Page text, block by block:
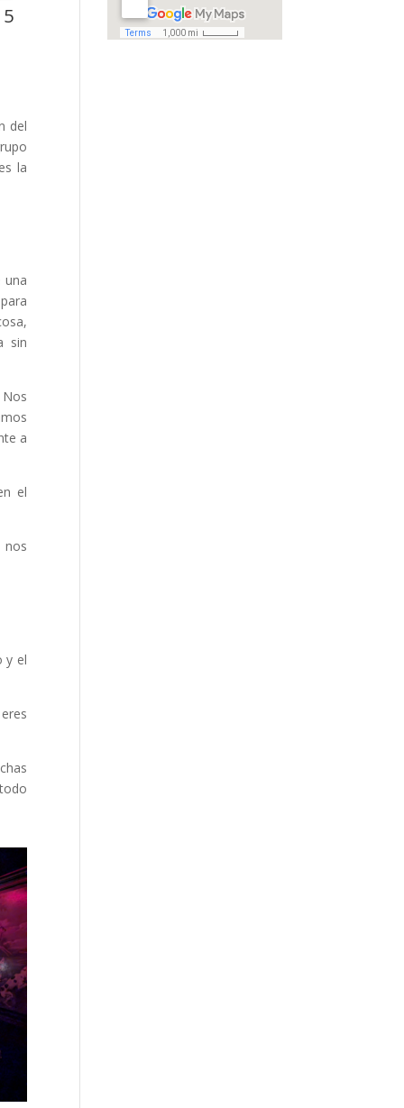
5
del
la
una
sin
a
el
nos
y el